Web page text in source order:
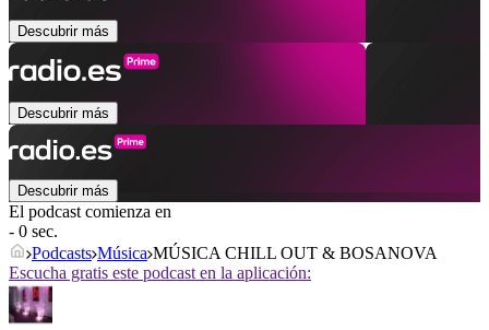
Descubrir más
Descubrir más
Descubrir más
El podcast comienza en
- 0 sec.
Podcasts Música MÚSICA CHILL OUT & BOSANOVA
Escucha gratis este podcast en la aplicación: